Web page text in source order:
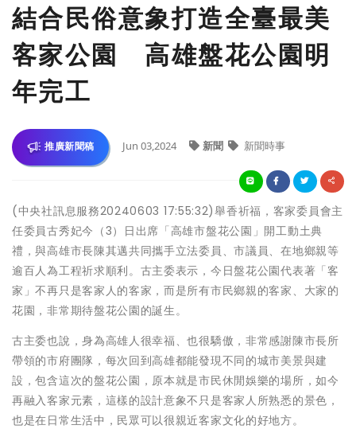
結合民俗意象打造全臺最美
客家公園 高雄盤花公園明
年完工
推廣新聞稿 Jun 03,2024 新聞 新聞時事
(中央社訊息服務20240603 17:55:32)舉香祈福，客家委員會主
任委員古秀妃今（3）日出席「高雄市盤花公園」開工動土典
禮，與高雄市長陳其邁共同攜手立法委員、市議員、在地鄉親等
逾百人為工程祈求順利。古主委表示，今日盤花公園代表著「客
家」不再只是客家人的客家，而是所有市民鄉親的客家、大家的
花園，非常期待盤花公園的誕生。
古主委也說，身為高雄人很幸福、也很驕傲，非常感謝陳市長所
帶領的市府團隊，每次回到高雄都能發現不同的城市美景與建
設，包含這次的盤花公園，原本就是市民休閒娛樂的場所，如今
再融入客家元素，這樣的設計意象不只是客家人所熟悉的景色，
也是在日常生活中，民眾可以很親近客家文化的好地方。